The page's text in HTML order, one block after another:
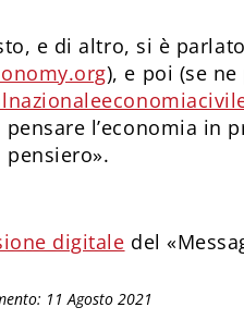
e di altro, si è
), e poi (se
pensare l’economia
pensiero».
digitale del
11 Agosto 2021